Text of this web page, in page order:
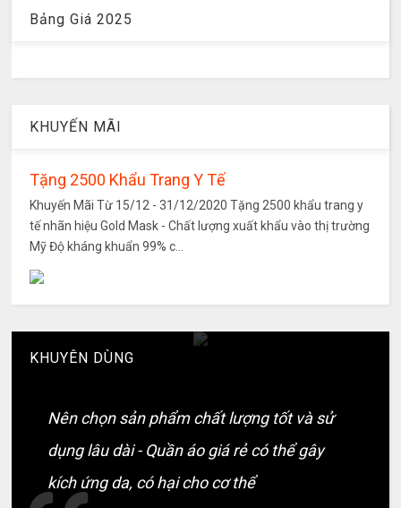
Bảng Giá 2025
KHUYẾN MÃI
Tặng 2500 Khẩu Trang Y Tế
Khuyến Mãi Từ 15/12 - 31/12/2020 Tặng 2500 khẩu trang y
tế nhãn hiệu Gold Mask - Chất lượng xuất khẩu vào thị trường
Mỹ Độ kháng khuẩn 99% c...
KHUYÊN DÙNG
Nên chọn sản phẩm chất lượng tốt và sử
dụng lâu dài - Quần áo giá rẻ có thể gây
kích ứng da, có hại cho cơ thể